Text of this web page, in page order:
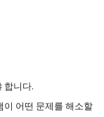
합니다.
이 어떤 문제를 해소할